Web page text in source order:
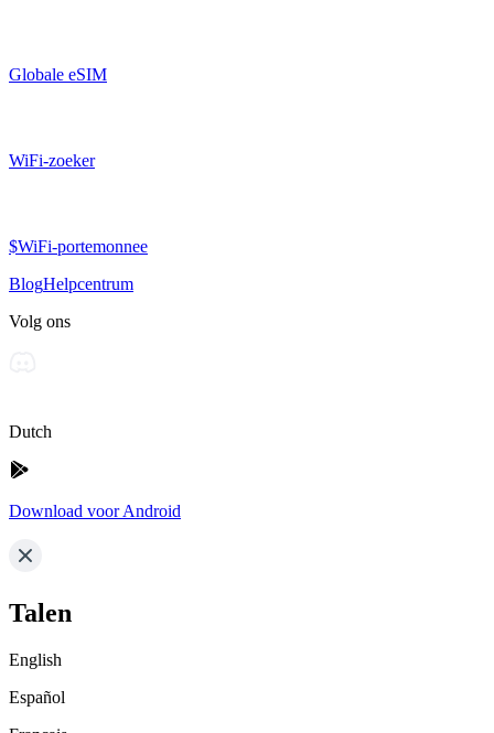
Globale eSIM
WiFi-zoeker
$WiFi-portemonnee
BlogHelpcentrum
Volg ons
Dutch
Download voor Android
Talen
English
Español